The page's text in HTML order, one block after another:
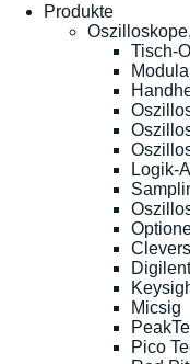
Produkte
Tisch-
Logik-
Digilent
Micsig
Pico